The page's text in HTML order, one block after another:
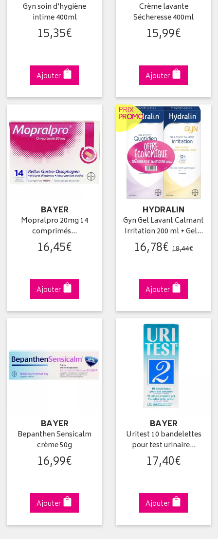
Gyn soin d'hygiène
intime 400ml
15,35€
Ajouter
Crème lavante
Sécheresse 400ml
15,99€
Ajouter
BAYER
Mopralpro 20mg 14
comprimés…
16,45€
Ajouter
PRIX
PROMO
HYDRALIN
Gyn Gel Lavant Calmant
Irritation 200 ml + Gel…
16,78€ 18,44€
Ajouter
BAYER
Bepanthen Sensicalm
crème 50g
16,99€
Ajouter
BAYER
Uritest 10 bandelettes
pour test urinaire…
17,40€
Ajouter